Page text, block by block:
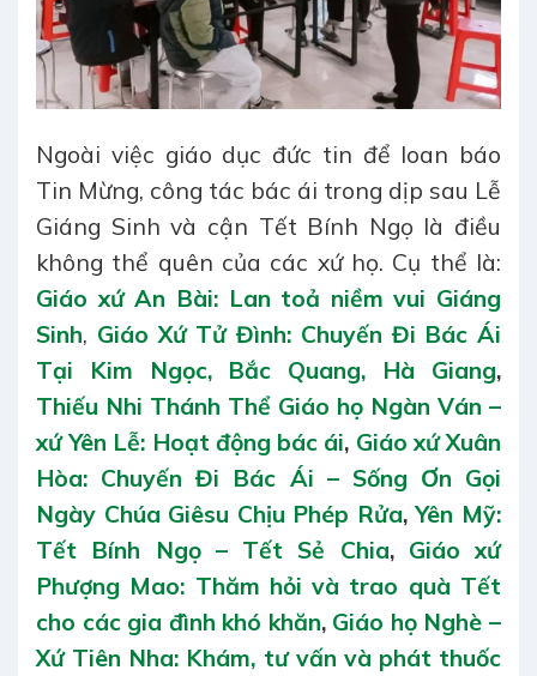
Ngoài việc giáo dục đức tin để loan báo
Tin Mừng, công tác bác ái trong dịp sau Lễ
Giáng Sinh và cận Tết Bính Ngọ là điều
không thể quên của các xứ họ. Cụ thể là:
Giáo xứ An Bài: Lan toả niềm vui Giáng
Sinh, Giáo Xứ Tử Đình: Chuyến Đi Bác Ái
Tại Kim Ngọc, Bắc Quang, Hà Giang,
Thiếu Nhi Thánh Thể Giáo họ Ngàn Ván –
xứ Yên Lễ: Hoạt động bác ái, Giáo xứ Xuân
Hòa: Chuyến Đi Bác Ái – Sống Ơn Gọi
Ngày Chúa Giêsu Chịu Phép Rửa,Yên Mỹ:
Tết Bính Ngọ – Tết Sẻ Chia, Giáo xứ
Phượng Mao: Thăm hỏi và trao quà Tết
cho các gia đình khó khăn, Giáo họ Nghè –
Xứ Tiên Nha: Khám, tư vấn và phát thuốc